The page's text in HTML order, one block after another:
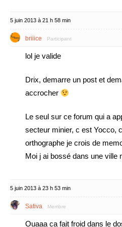
5 juin 2013 à 21 h 58 min
briiice Participant
lol je valide
Drix, demarre un post et
accrocher
Le seul sur ce forum qui a
secteur minier, c est Yocco,
orthographe je crois de
Moi j ai bossé dans une ville
5 juin 2013 à 23 h 53 min
Sativa Membre
Ouaaa ca fait froid dans le